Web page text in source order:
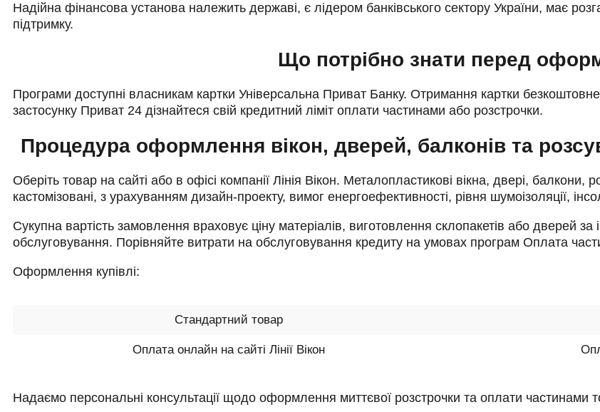
Надійна фінансова установа належить державі, є лідером банківського сектору України, має
підтримку.
Що потрібно знати перед
Програми доступні власникам картки Універсальна Приват Банку. Отримання картки
застосунку Приват 24 дізнайтеся свій кредитний ліміт оплати частинами або розстрочки.
Процедура оформлення вікон, дверей, балконів та
Оберіть товар на сайті або в офісі компанії Лінія Вікон. Металопластикові вікна, двері, балкони,
кастомізовані, з урахуванням дизайн-проекту, вимог енергоефективності, рівня шумоізоляції,
Сукупна вартість замовлення враховує ціну матеріалів, виготовлення склопакетів або дверей
обслуговування. Порівняйте витрати на обслуговування кредиту на умовах програм Оплата
Оформлення купівлі:
Стандартний товар
Оплата онлайн на сайті Лінії Вікон
Надаємо персональні консультації щодо оформлення миттєвої розстрочки та оплати частинами